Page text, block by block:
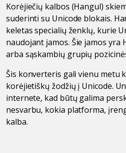
Korėjiečių kalbos (Hangul)
suderinti su Unicode blokais.
keletas specialių ženklų, kurie
naudojant jamos. Šie jamos yra
arba sąskambių grupių
Šis konverteris gali vienu metu
korėjietiškų žodžių į Unicode.
internete, kad būtų galima
nesvarbu, kokia platforma,
kalba.